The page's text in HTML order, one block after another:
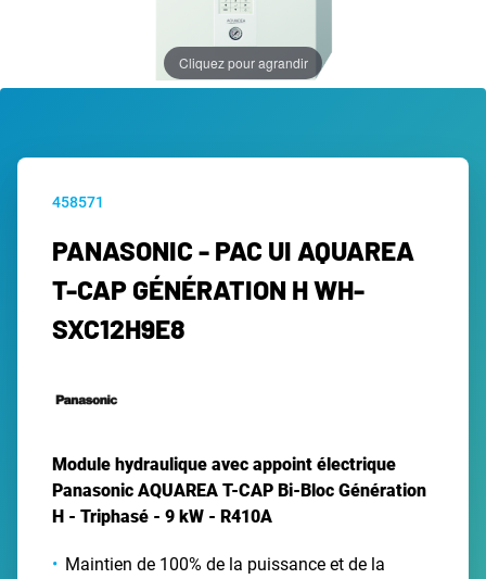
Cliquez pour agrandir
458571
PANASONIC - PAC UI AQUAREA
T-CAP GÉNÉRATION H WH-
SXC12H9E8
Module hydraulique avec appoint électrique
Panasonic AQUAREA T-CAP Bi-Bloc Génération
H - Triphasé - 9 kW - R410A
Maintien de 100% de la puissance et de la